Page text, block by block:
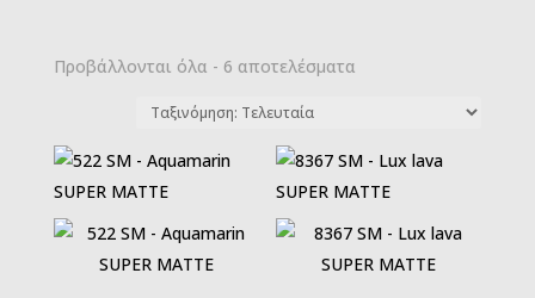
Προβάλλονται όλα - 6 αποτελέσματαSorted